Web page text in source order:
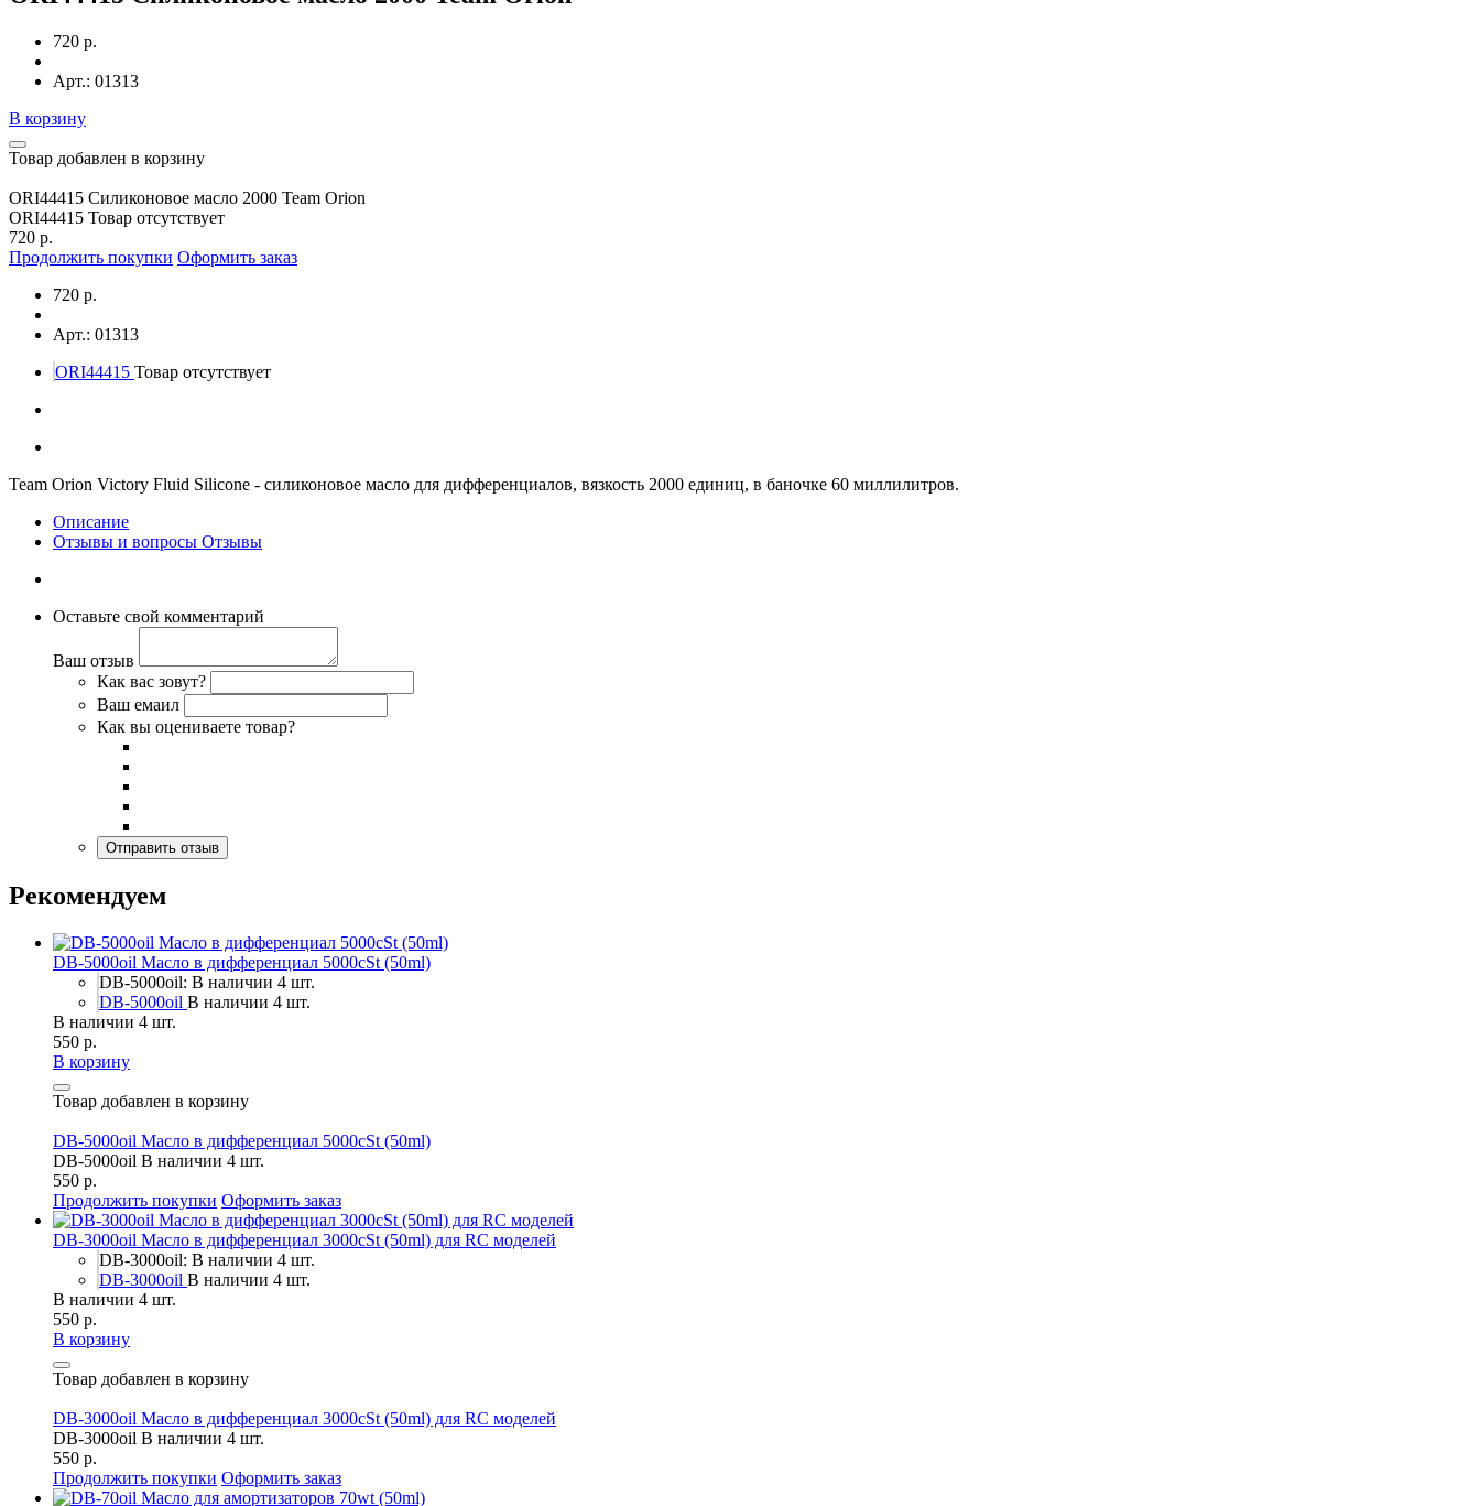
720 р.
Арт.: 01313
В корзину
Товар добавлен в корзину
ORI44415 Силиконовое масло 2000 Team Orion
ORI44415 Товар отсутствует
720 р.
Продолжить покупки Оформить заказ
720 р.
Арт.: 01313
ORI44415 Товар отсутствует
Team Orion Victory Fluid Silicone - силиконовое масло для дифференциалов, вязкость 2000 единиц, в баночке 60 миллилитров.
Описание
Отзывы и вопросы Отзывы
Оставьте свой комментарий
Ваш отзыв
Как вас зовут?
Ваш емаил
Как вы оцениваете товар?
Рекомендуем
DB-5000oil Масло в дифференциал 5000cSt (50ml)
DB-5000oil: В наличии 4 шт.
DB-5000oil В наличии 4 шт.
В наличии 4 шт.
550 р.
В корзину
Товар добавлен в корзину
DB-5000oil Масло в дифференциал 5000cSt (50ml)
DB-5000oil В наличии 4 шт.
550 р.
Продолжить покупки Оформить заказ
DB-3000oil Масло в дифференциал 3000cSt (50ml) для RC моделей
DB-3000oil: В наличии 4 шт.
DB-3000oil В наличии 4 шт.
В наличии 4 шт.
550 р.
В корзину
Товар добавлен в корзину
DB-3000oil Масло в дифференциал 3000cSt (50ml) для RC моделей
DB-3000oil В наличии 4 шт.
550 р.
Продолжить покупки Оформить заказ